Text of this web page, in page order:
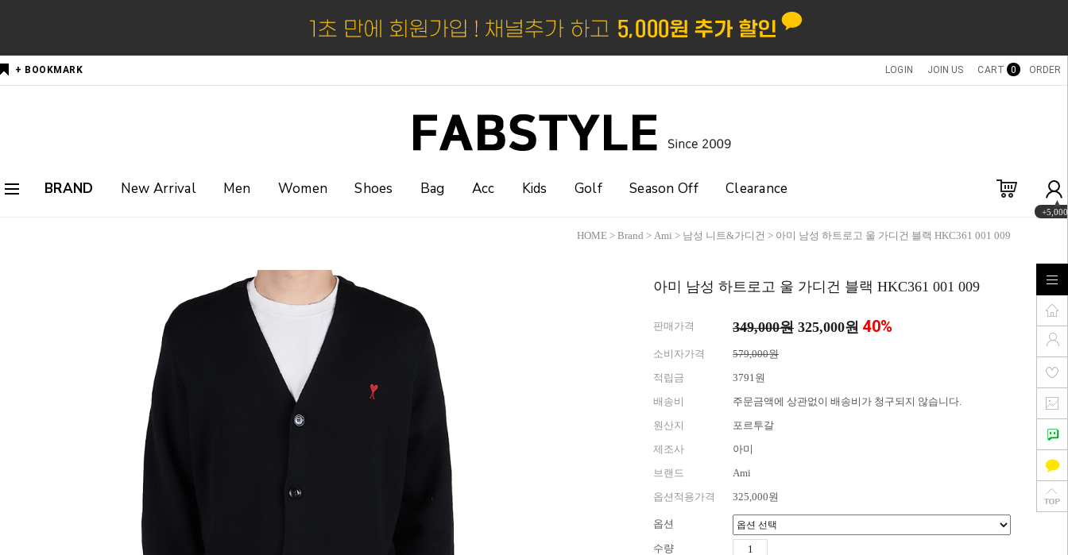
+ BOOKMARK LOGIN JOIN US CART 0 ORDER
BRAND New Arrival Men Women Shoes Bag Acc Kids Golf Season Off Clearance
HOME > Brand > Ami > 남성 니트&가디건 > 아미 남성 하트로고 울 가디건 블랙 HKC361 001 009
아미 남성 하트로고 울 가디건 블랙 HKC361 001 009
판매가격 349,000원 325,000원 40%
소비자가격
579,000원
적립금
3791원
배송비
주문금액에 상관없이 배송비가 청구되지 않습니다.
원산지
포르투갈
제조사
아미
브랜드
Ami
옵션적용가격
325,000원
옵션
수량